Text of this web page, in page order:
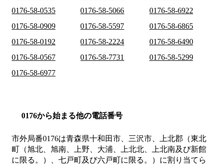
0176-58-0535
0176-58-5066
0176-58-6922
0176-58-0909
0176-58-5597
0176-58-6865
0176-58-0192
0176-58-2224
0176-58-6490
0176-58-0567
0176-58-7731
0176-58-5299
0176-58-6977
0176から始まる他の電話番号
市外局番0176は青森県十和田市、三沢市、上北郡（東北
町（旭北、旭南、上野、大浦、上北北、上北南及び新館
に限る。）、七戸町及び六戸町に限る。） に割り当てら